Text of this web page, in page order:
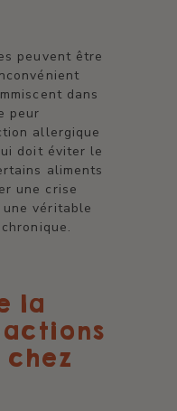
peuvent être
dans
peur
allergique
doit éviter le
aliments
une crise
véritable
la